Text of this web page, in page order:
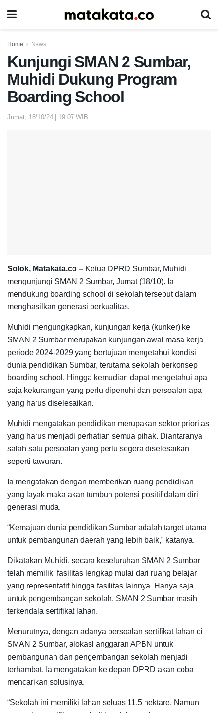
Home News
Kunjungi SMAN 2 Sumbar,
Muhidi Dukung Program
Boarding School
Jumat, 18/10/24 | 19:07 WIB
Solok, Matakata.co – Ketua DPRD Sumbar, Muhidi
mengunjungi SMAN 2 Sumbar, Jumat (18/10). Ia
mendukung boarding school di sekolah tersebut dalam
menghasilkan generasi berkualitas.
Muhidi mengungkapkan, kunjungan kerja (kunker) ke
SMAN 2 Sumbar merupakan kunjungan awal masa kerja
periode 2024-2029 yang bertujuan mengetahui kondisi
dunia pendidikan Sumbar, terutama sekolah berkonsep
boarding school. Hingga kemudian dapat mengetahui apa
saja kekurangan yang perlu dipenuhi dan persoalan apa
yang harus diselesaikan.
Muhidi mengatakan pendidikan merupakan sektor prioritas
yang harus menjadi perhatian semua pihak. Diantaranya
salah satu persoalan yang perlu segera diselesaikan
seperti tawuran.
Ia mengatakan dengan memberikan ruang pendidikan
yang layak maka akan tumbuh potensi positif dalam diri
generasi muda.
“Kemajuan dunia pendidikan Sumbar adalah target utama
untuk pembangunan daerah yang lebih baik,” katanya.
Dikatakan Muhidi, secara keseluruhan SMAN 2 Sumbar
telah memiliki fasilitas lengkap mulai dari ruang belajar
yang representatif hingga fasilitas lainnya. Hanya saja
untuk pengembangan sekolah, SMAN 2 Sumbar masih
terkendala sertifikat lahan.
Menurutnya, dengan adanya persoalan sertifikat lahan di
SMAN 2 Sumbar, alokasi anggaran APBN untuk
pembangunan dan pengembangan sekolah menjadi
terhambat. Ia mengatakan ke depan DPRD akan coba
mencarikan solusinya.
“Sekolah ini memiliki lahan seluas 11,5 hektare. Namun